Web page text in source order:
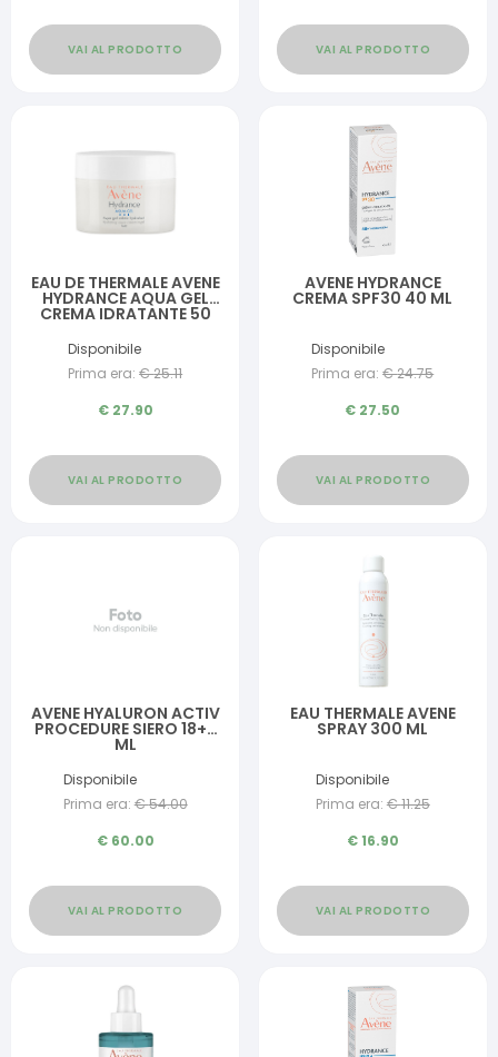
VAI AL PRODOTTO VAI AL PRODOTTO
EAU DE THERMALE AVENE
HYDRANCE AQUA GEL
CREMA IDRATANTE 50
Disponibile
Prima era: €25.11
€ 27.90
VAI AL PRODOTTO
AVENE HYDRANCE
CREMA SPF30 40 ML
Disponibile
Prima era: €24.75
€ 27.50
VAI AL PRODOTTO
AVENE HYALURON ACTIV
PROCEDURE SIERO 18+2
ML
Disponibile
Prima era: €54.00
€ 60.00
VAI AL PRODOTTO
EAU THERMALE AVENE
SPRAY 300 ML
Disponibile
Prima era: €11.25
€16.90
VAI AL PRODOTTO